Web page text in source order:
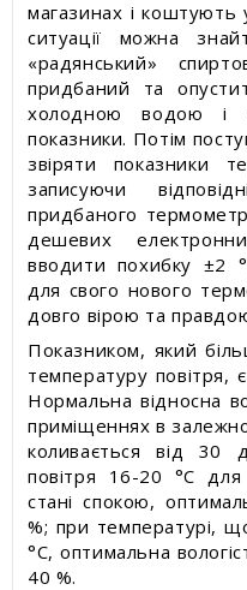
магазинах і коштують
ситуації можна
«радянський»
придбаний та
холодною водою і
показники. Потім
звіряти показники
записуючи
придбаного
дешевих
вводити похибку ±2
для свого нового
довго вірою та
Показником, який
температуру повітря,
Нормальна відносна
приміщеннях в
коливається від
повітря 16-20 °С
стані спокою,
%; при температурі,
°С, оптимальна
40 %.